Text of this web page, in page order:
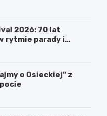
2026: 70 lat
rytmie parady i
o Osieckiej” z